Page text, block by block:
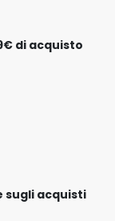
di acquisto
sugli acquisti